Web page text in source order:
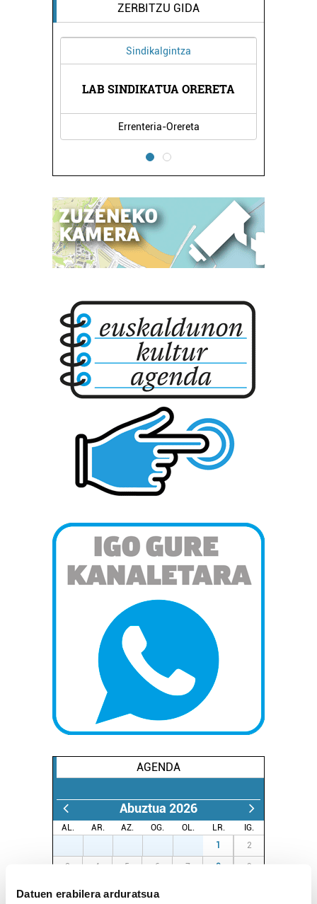
Datuen erabilera arduratsua
ZERBITZU GIDA
Sindikalgintza
LAB SINDIKATUA ORERETA
Errenteria-Orereta
AGENDA
Abuztua 2026
AL. AR. AZ. OG. OL. LR.
IG.
1 2
3 4 5 6 7 8 9